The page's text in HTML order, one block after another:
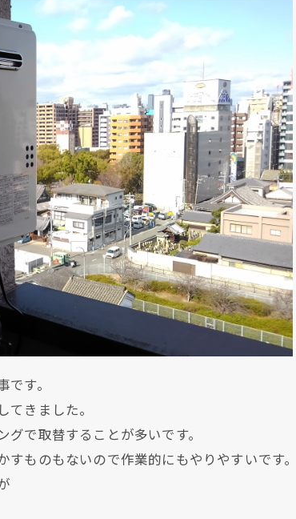
す。
きました。
で取替することが多いです。
ものもないので作業的にもやりやすいです。